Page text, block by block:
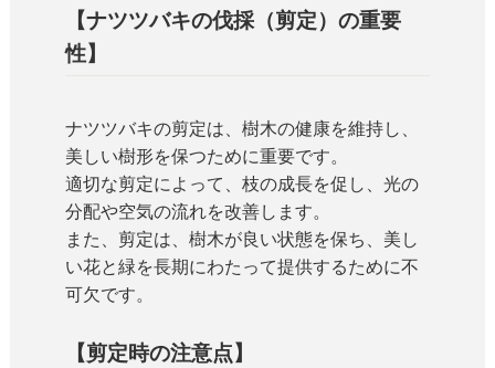
【ナツツバキの伐採（剪定）の重要
性】
ナツツバキの剪定は、樹木の健康を維持し、
美しい樹形を保つために重要です。
適切な剪定によって、枝の成長を促し、光の
分配や空気の流れを改善します。
また、剪定は、樹木が良い状態を保ち、美し
い花と緑を長期にわたって提供するために不
可欠です。
【剪定時の注意点】